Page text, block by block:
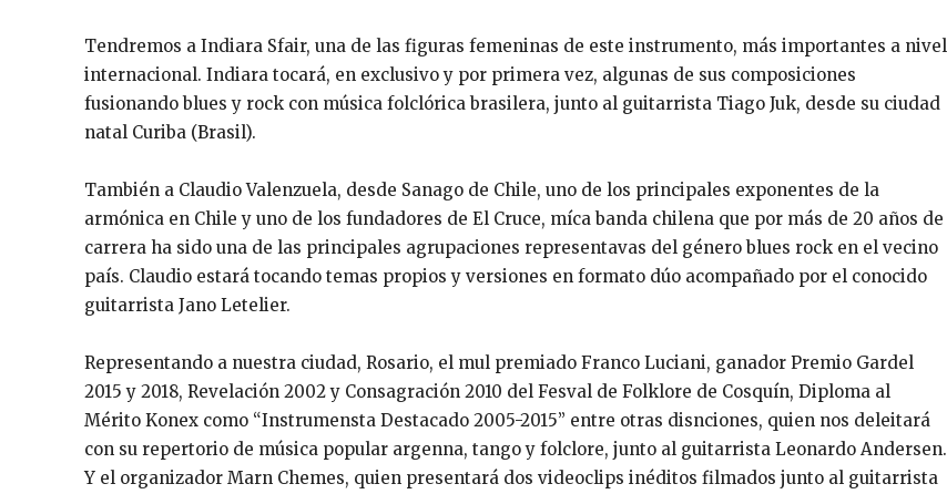
Tendremos a Indiara Sfair, una de las figuras femeninas de este instrumento, más importantes a nivel
internacional. Indiara tocará, en exclusivo y por primera vez, algunas de sus composiciones
fusionando blues y rock con música folclórica brasilera, junto al guitarrista Tiago Juk, desde su ciudad
natal Curiba (Brasil).
También a Claudio Valenzuela, desde Sanago de Chile, uno de los principales exponentes de la
armónica en Chile y uno de los fundadores de El Cruce, míca banda chilena que por más de 20 años de
carrera ha sido una de las principales agrupaciones representavas del género blues rock en el vecino
país. Claudio estará tocando temas propios y versiones en formato dúo acompañado por el conocido
guitarrista Jano Letelier.
Representando a nuestra ciudad, Rosario, el mul premiado Franco Luciani, ganador Premio Gardel
2015 y 2018, Revelación 2002 y Consagración 2010 del Fesval de Folklore de Cosquín, Diploma al
Mérito Konex como “Instrumensta Destacado 2005-2015” entre otras disnciones, quien nos deleitará
con su repertorio de música popular argenna, tango y folclore, junto al guitarrista Leonardo Andersen.
Y el organizador Marn Chemes, quien presentará dos videoclips inéditos filmados junto al guitarrista